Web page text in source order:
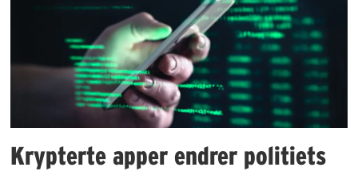
Krypterte apper endrer politiets